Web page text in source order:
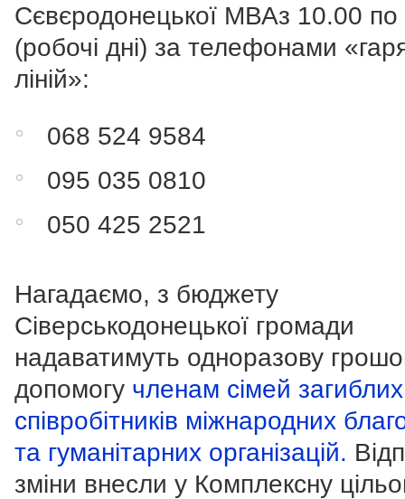
Сєвєродонецької МВАз 10.00
(робочі дні) за телефонами
ліній»:
068 524 9584
095 035 0810
050 425 2521
Нагадаємо, з бюджету
Сіверськодонецької громади
надаватимуть одноразову
допомогу членам сімей загиблих
співробітників міжнародних
та гуманітарних організацій.
зміни внесли у Комплексну